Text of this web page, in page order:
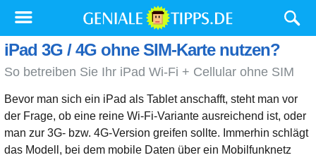
iPad 3G / 4G ohne SIM-Karte nutzen?
So betreiben Sie Ihr iPad Wi-Fi + Cellular ohne SIM
Bevor man sich ein iPad als Tablet anschafft, steht man vor
der Frage, ob eine reine Wi-Fi-Variante ausreichend ist, oder
man zur 3G- bzw. 4G-Version greifen sollte. Immerhin schlägt
das Modell, bei dem mobile Daten über ein Mobilfunknetz